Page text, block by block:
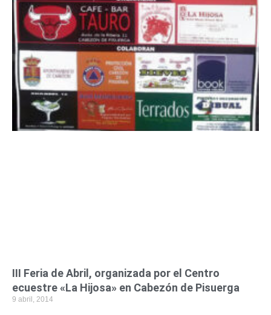
III Feria de Abril, organizada por el Centro
ecuestre «La Hijosa» en Cabezón de Pisuerga
9 abril, 2014